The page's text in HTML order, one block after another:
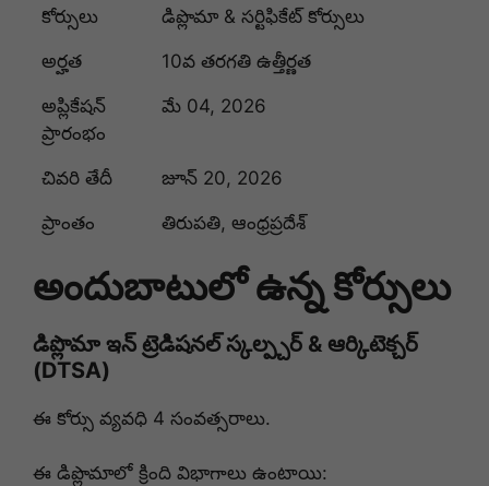
కోర్సులు డిప్లొమా & సర్టిఫికేట్ కోర్సులు
అర్హత 10వ తరగతి ఉత్తీర్ణత
అప్లికేషన్
ప్రారంభం
మే 04, 2026
చివరి తేదీ జూన్ 20, 2026
ప్రాంతం తిరుపతి, ఆంధ్రప్రదేశ్
అందుబాటులో ఉన్న కోర్సులు
డిప్లొమా ఇన్ ట్రెడిషనల్ స్కల్ప్చర్ & ఆర్కిటెక్చర్
(DTSA)
ఈ కోర్సు వ్యవధి 4 సంవత్సరాలు.
ఈ డిప్లొమాలో క్రింది విభాగాలు ఉంటాయి: